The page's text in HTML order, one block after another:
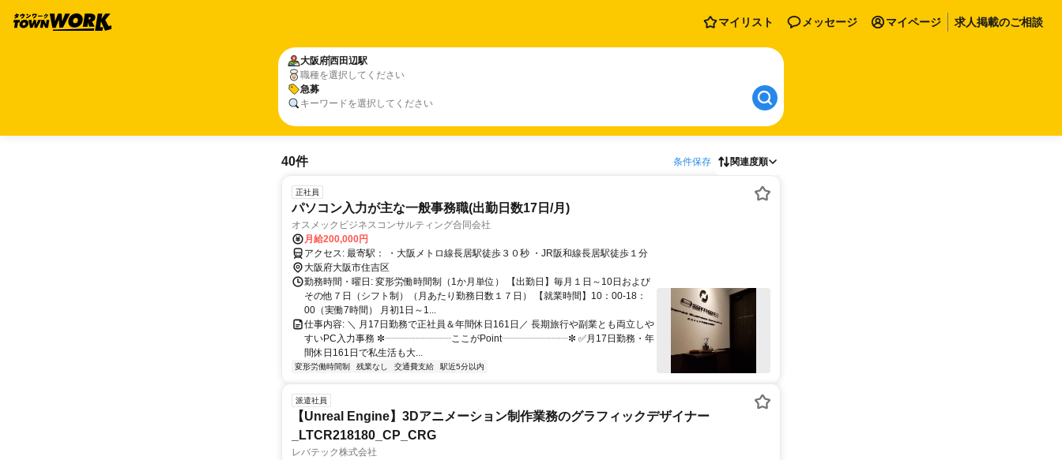
マイリスト メッセージ マイページ 求人掲載のご相談
大阪府西田辺駅
職種を選択してください
急募
キーワードを選択してください
40件 条件保存 関連度順
正社員
パソコン入力が主な一般事務職(出勤日数17日/月)
オスメックビジネスコンサルティング合同会社
月給200,000円
アクセス: 最寄駅： ・大阪メトロ線長居駅徒歩３０秒 ・JR阪和線長居駅徒歩１分
大阪府大阪市住吉区
勤務時間・曜日: 変形労働時間制（1か月単位） 【出勤日】毎月１日～10日および
その他７日（シフト制）（月あたり勤務日数１７日） 【就業時間】10：00-18：
00（実働7時間） 月初1日～1...
仕事内容: ＼ 月17日勤務で正社員＆年間休日161日／ 長期旅行や副業とも両立しや
すいPC入力事務 ✼┈┈┈┈┈┈┈ここがPoint┈┈┈┈┈┈┈✼ ✅月17日勤務・年
間休日161日で私生活も大...
変形労働時間制 残業なし 交通費支給 駅近5分以内
派遣社員
【Unreal Engine】3Dアニメーション制作業務のグラフィックデザイナー
_LTCR218180_CP_CRG
レバテック株式会社